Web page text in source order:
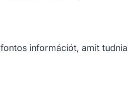
információt, amit